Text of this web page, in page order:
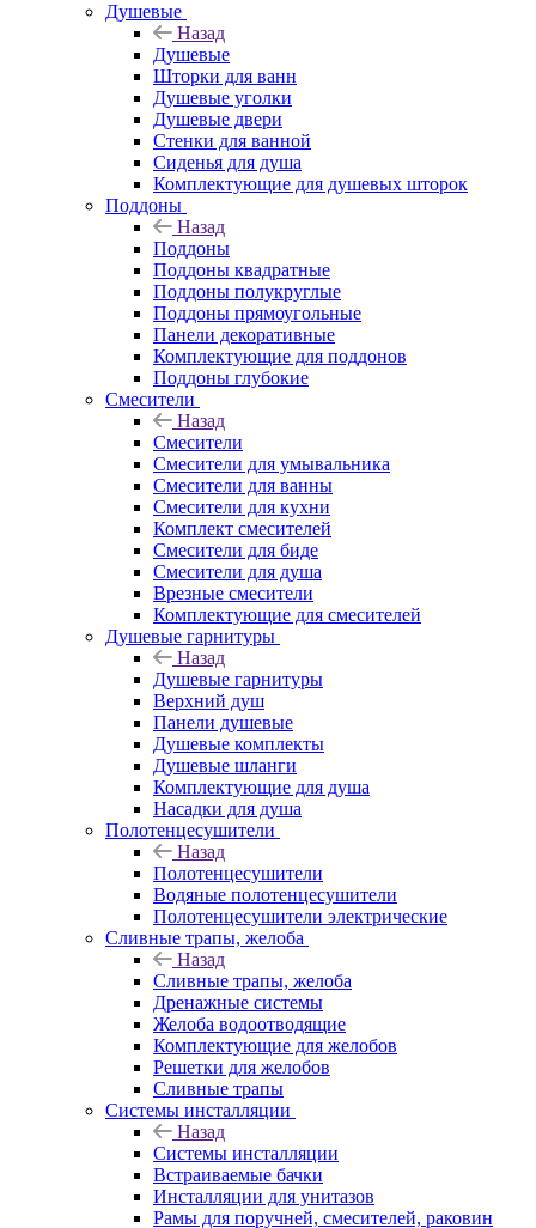
Душевые
Назад
Душевые
Шторки для ванн
Душевые уголки
Душевые двери
Стенки для ванной
Сиденья для душа
Комплектующие для душевых шторок
Поддоны
Назад
Поддоны
Поддоны квадратные
Поддоны полукруглые
Поддоны прямоугольные
Панели декоративные
Комплектующие для поддонов
Поддоны глубокие
Смесители
Назад
Смесители
Смесители для умывальника
Смесители для ванны
Смесители для кухни
Комплект смесителей
Смесители для биде
Смесители для душа
Врезные смесители
Комплектующие для смесителей
Душевые гарнитуры
Назад
Душевые гарнитуры
Верхний душ
Панели душевые
Душевые комплекты
Душевые шланги
Комплектующие для душа
Насадки для душа
Полотенцесушители
Назад
Полотенцесушители
Водяные полотенцесушители
Полотенцесушители электрические
Сливные трапы, желоба
Назад
Сливные трапы, желоба
Дренажные системы
Желоба водоотводящие
Комплектующие для желобов
Решетки для желобов
Сливные трапы
Системы инсталляции
Назад
Системы инсталляции
Встраиваемые бачки
Инсталляции для унитазов
Рамы для поручней, смесителей, раковин